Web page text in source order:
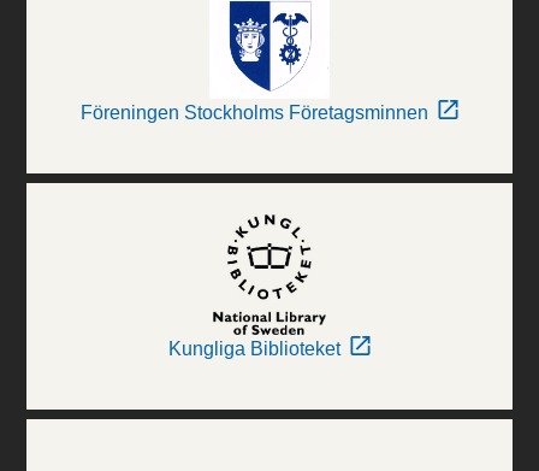
Föreningen Stockholms Företagsminnen
Kungliga Biblioteket